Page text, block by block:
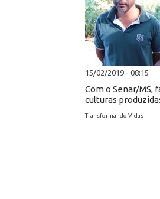
15/02/2019 - 08:15
Com o Senar/MS,
culturas
Transformando Vidas